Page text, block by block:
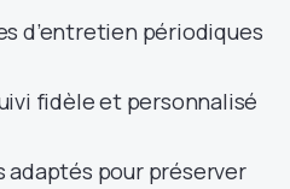
d’entretien périodiques
fidèle et personnalisé
adaptés pour préserver